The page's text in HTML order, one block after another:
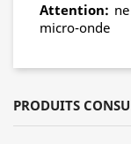
Attention:
micro-onde
PRODUITS